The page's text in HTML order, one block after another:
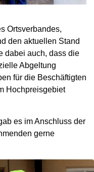
Ortsverbandes,
den aktuellen Stand
dabei auch, dass die
Abgeltung
für die Beschäftigten
Hochpreisgebiet
es im Anschluss der
gerne